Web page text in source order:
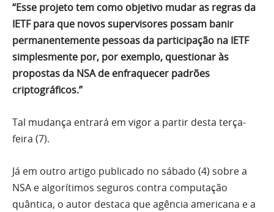
“Esse projeto tem como objetivo mudar as regras da
IETF para que novos supervisores possam banir
permanentemente pessoas da participação na IETF
simplesmente por, por exemplo, questionar às
propostas da NSA de enfraquecer padrões
criptográficos.”
Tal mudança entrará em vigor a partir desta terça-
feira (7).
Já em outro artigo publicado no sábado (4) sobre a
NSA e algorítimos seguros contra computação
quântica, o autor destaca que agência americana e a